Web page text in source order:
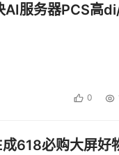
AI服务器PCS高
0
618必购大屏好